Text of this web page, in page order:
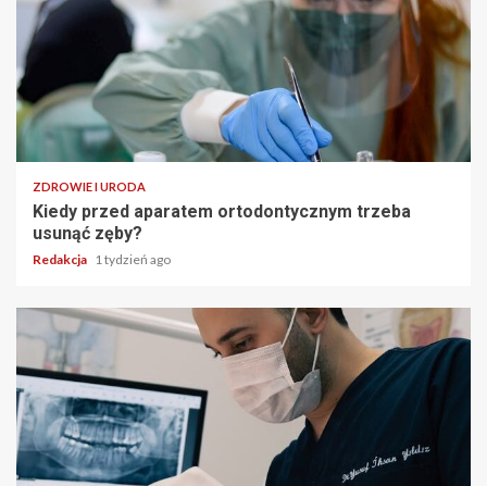
ZDROWIE I URODA
Kiedy przed aparatem ortodontycznym trzeba
usunąć zęby?
Redakcja 1 tydzień ago